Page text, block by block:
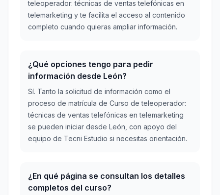
teleoperador: técnicas de ventas telefónicas en
telemarketing y te facilita el acceso al contenido
completo cuando quieras ampliar información.
¿Qué opciones tengo para pedir
información desde León?
Sí. Tanto la solicitud de información como el
proceso de matrícula de Curso de teleoperador:
técnicas de ventas telefónicas en telemarketing
se pueden iniciar desde León, con apoyo del
equipo de Tecni Estudio si necesitas orientación.
¿En qué página se consultan los detalles
completos del curso?